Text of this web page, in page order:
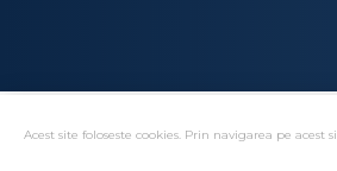
Acest site foloseste cookies. Prin navigarea pe